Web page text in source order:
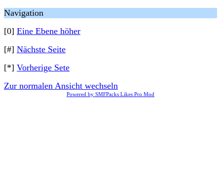
Navigation
[0] Eine Ebene höher
[#] Nächste Seite
[*] Vorherige Sete
Zur normalen Ansicht wechseln
Powered by SMFPacks Likes Pro Mod